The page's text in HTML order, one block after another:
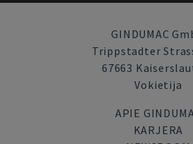
GINDUMAC
Trippstadter
67663
Vokietija
APIE
KARJERA